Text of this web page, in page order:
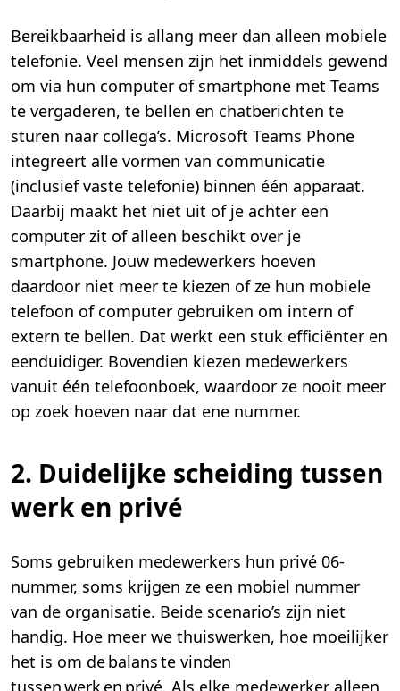
Bereikbaarheid is allang meer dan alleen mobiele
telefonie. Veel mensen zijn het inmiddels gewend
om via hun computer of smartphone met Teams
te vergaderen, te bellen en chatberichten te
sturen naar collega’s. Microsoft Teams Phone
integreert alle vormen van communicatie
(inclusief vaste telefonie) binnen één apparaat.
Daarbij maakt het niet uit of je achter een
computer zit of alleen beschikt over je
smartphone. Jouw medewerkers hoeven
daardoor niet meer te kiezen of ze hun mobiele
telefoon of computer gebruiken om intern of
extern te bellen. Dat werkt een stuk efficiënter en
eenduidiger. Bovendien kiezen medewerkers
vanuit één telefoonboek, waardoor ze nooit meer
op zoek hoeven naar dat ene nummer.
2. Duidelijke scheiding tussen
werk en privé
Soms gebruiken medewerkers hun privé 06-
nummer, soms krijgen ze een mobiel nummer
van de organisatie. Beide scenario’s zijn niet
handig. Hoe meer we thuiswerken, hoe moeilijker
het is om de balans te vinden
tussen werk en privé. Als elke medewerker alleen